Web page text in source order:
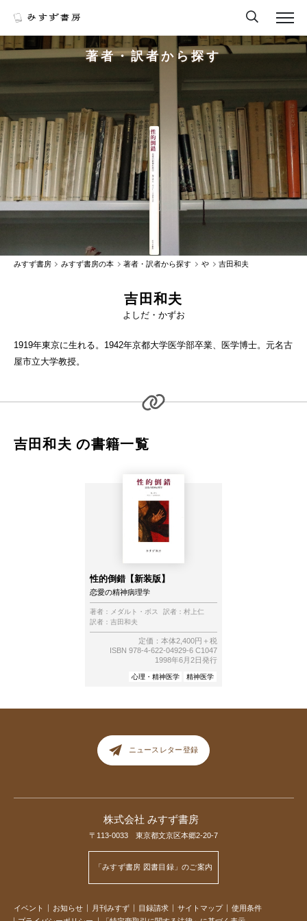
著者・訳者から探す
みすず書房 みすず書房の本 著者・訳者から探す や 吉田和夫
吉田和夫
よしだ・かずお
1919年東京に生れる。1942年京都大学医学部卒業、医学博士。元名古
屋市立大学教授。
吉田和夫 の書籍一覧
性的倒錯【新装版】
恋愛の精神病理学
著者： メダルト・ボス 訳者： 村上仁
訳者： 吉田和夫
定価：本体2,400円＋税
ISBN 978-4-622-04929-6 C1047
1998年6月2日発行
心理・精神医学 精神医学
ニュースレター登録
株式会社 みすず書房
〒113-0033 東京都文京区本郷2-20-7
「みすず書房 図書目録」のご案内
イベント お知らせ 月刊みすず 目録請求 サイトマップ
使用条件